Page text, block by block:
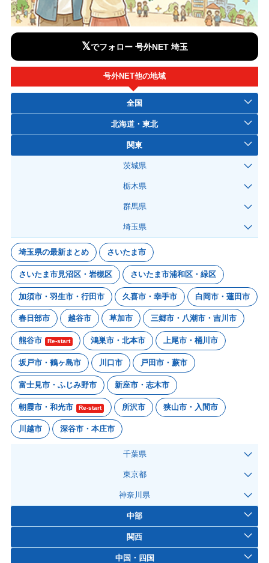
𝕏でフォロー 号外NET 埼玉
号外NET他の地域
全国
北海道・東北
関東
茨城県
栃木県
群馬県
埼玉県
埼玉県の最新まとめ さいたま市
さいたま市見沼区・岩槻区 さいたま市浦和区・緑区
加須市・羽生市・行田市 久喜市・幸手市 白岡市・蓮田市
春日部市 越谷市 草加市 三郷市・八潮市・吉川市
熊谷市 Re-start 鴻巣市・北本市 上尾市・桶川市
坂戸市・鶴ヶ島市 川口市 戸田市・蕨市
富士見市・ふじみ野市 新座市・志木市
朝霞市・和光市 Re-start 所沢市 狭山市・入間市
川越市 深谷市・本庄市
千葉県
東京都
神奈川県
中部
関西
中国・四国